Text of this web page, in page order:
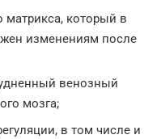
матрикса, который в
изменениям после
венозный
мозга;
в том числе и